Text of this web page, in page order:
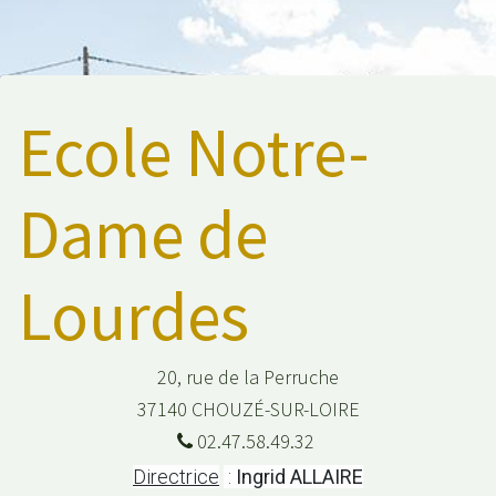
Ecole Notre-
Dame de
Lourdes
20, rue de la Perruche
37140 CHOUZÉ-SUR-LOIRE
02.47.58.49.32
Directrice : Ingrid ALLAIRE